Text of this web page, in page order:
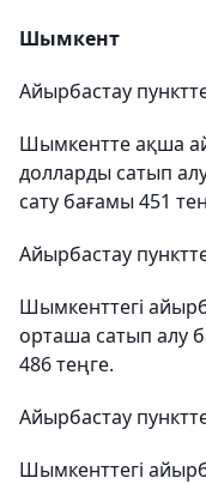
Шымкент
Айырбастау
Шымкентте ақша
долларды сатып
сату бағамы 451
Айырбастау
Шымкенттегі
орташа сатып алу
486 теңге.
Айырбастау
Шымкенттегі